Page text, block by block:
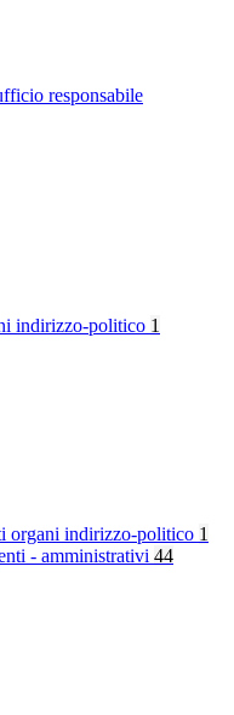
responsabile
indirizzo-politico 1
organi indirizzo-politico 1
- amministrativi 44